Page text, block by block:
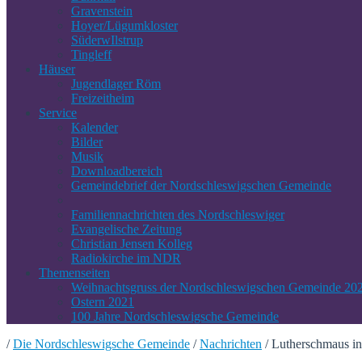
Gravenstein
Hoyer/Lügumkloster
SüderwIlstrup
Tingleff
Häuser
Jugendlager Röm
Freizeitheim
Service
Kalender
Bilder
Musik
Downloadbereich
Gemeindebrief der Nordschleswigschen Gemeinde
Familiennachrichten des Nordschleswiger
Evangelische Zeitung
Christian Jensen Kolleg
Radiokirche im NDR
Themenseiten
Weihnachtsgruss der Nordschleswigschen Gemeinde
Ostern 2021
100 Jahre Nordschleswigsche Gemeinde
/ Die Nordschleswigsche Gemeinde / Nachrichten /Lutherschmaus